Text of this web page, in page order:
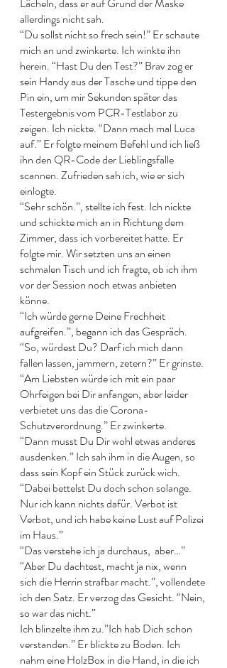
allerdings nicht sah.
“Du sollst nicht so frech sein!” Er schaute
mich an und zwinkerte. Ich winkte ihn
herein. “Hast Du den Test?” Brav zog er
sein Handy aus der Tasche und tippe den
Pin ein, um mir Sekunden später das
Testergebnis vom PCR-Testlabor zu
zeigen. Ich nickte. “Dann mach mal Luca
auf.” Er folgte meinem Befehl und ich ließ
ihn den QR-Code der Lieblingsfalle
scannen. Zufrieden sah ich, wie er sich
einlogte.
“Sehr schön.”, stellte ich fest. Ich nickte
und schickte mich an in Richtung dem
Zimmer, dass ich vorbereitet hatte. Er
folgte mir. Wir setzten uns an einen
schmalen Tisch und ich fragte, ob ich ihm
vor der Session noch etwas anbieten
könne.
“Ich würde gerne Deine Frechheit
aufgreifen.”, begann ich das Gespräch.
“So, würdest Du? Darf ich mich dann
fallen lassen, jammern, zetern?” Er grinste.
“Am Liebsten würde ich mit ein paar
Ohrfeigen bei Dir anfangen, aber leider
verbietet uns das die Corona-
Schutzverordnung.” Er zwinkerte.
“Dann musst Du Dir wohl etwas anderes
ausdenken.” Ich sah ihm in die Augen, so
dass sein Kopf ein Stück zurück wich.
“Dabei bettelst Du doch schon solange.
Nur ich kann nichts dafür. Verbot ist
Verbot, und ich habe keine Lust auf Polizei
im Haus.”
“Das verstehe ich ja durchaus,  aber…”
“Aber Du dachtest, macht ja nix, wenn
sich die Herrin strafbar macht.”, vollendete
ich den Satz. Er verzog das Gesicht. “Nein,
so war das nicht.”
Ich blinzelte ihm zu.”Ich hab Dich schon
verstanden.” Er blickte zu Boden. Ich
nahm eine HolzBox in die Hand, in die ich